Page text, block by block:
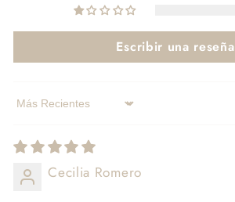
Escribir una reseña
Sort by
Cecilia Romero